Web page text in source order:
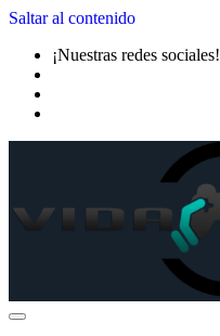
Saltar al contenido
¡Nuestras redes sociales!